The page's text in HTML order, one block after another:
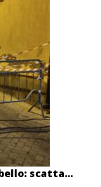
scatta...